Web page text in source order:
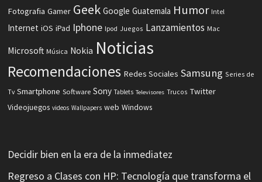
Fotografia Gamer Geek Google Guatemala Humor Intel
Internet iOS iPad Iphone Ipod Juegos Lanzamientos Mac
Microsoft Música Nokia Noticias
Recomendaciones Redes Sociales Samsung Series de
Tv Smartphone Software Sony Tablets Televisores Trucos Twitter
Videojuegos videos Wallpapers web Windows
Decidir bien en la era de la inmediatez
Regreso a Clases con HP: Tecnología que transforma el